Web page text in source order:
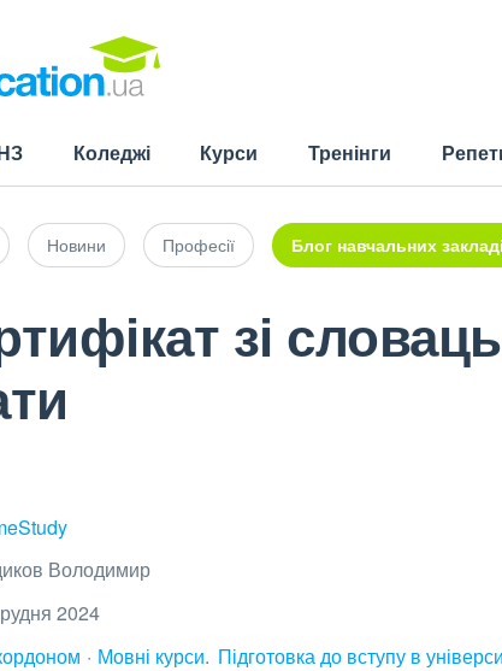
Коледжі Курси Тренінги
Новини Професії Блог навчальних
зі
Володимир
2024
Мовні курси Підготовка до вступу в